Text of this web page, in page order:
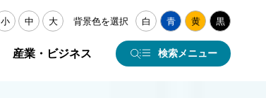
小 中 大 背景色を選択 白 青 黄 黒
産業・ビジネス 検索メニュー